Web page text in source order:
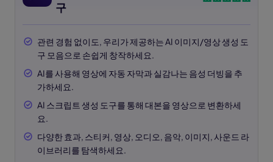
구
관련 경험 없이도, 우리가 제공하는 AI 이미지/영상 생성 도
구 모음으로 손쉽게 창작하세요.
AI를 사용해 영상에 자동 자막과 실감나는 음성 더빙을 추
가하세요.
AI 스크립트 생성 도구를 통해 대본을 영상으로 변환하세
요.
다양한 효과, 스티커, 영상, 오디오, 음악, 이미지, 사운드 라
이브러리를 탐색하세요.